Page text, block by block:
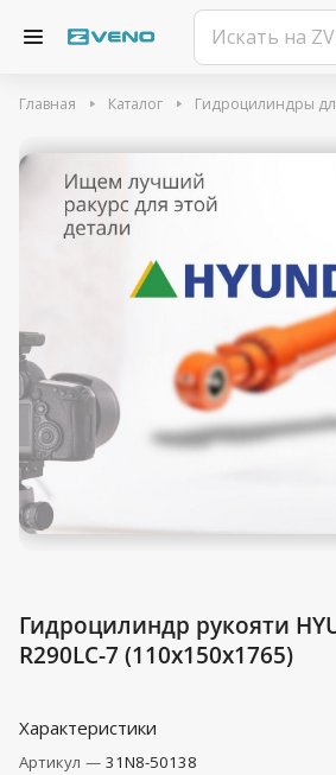
Главная Каталог Гидроцилиндры
Гидроцилиндр рукояти
R290LC-7 (110x150x1765)
Характеристики
Артикул — 31N8-50138